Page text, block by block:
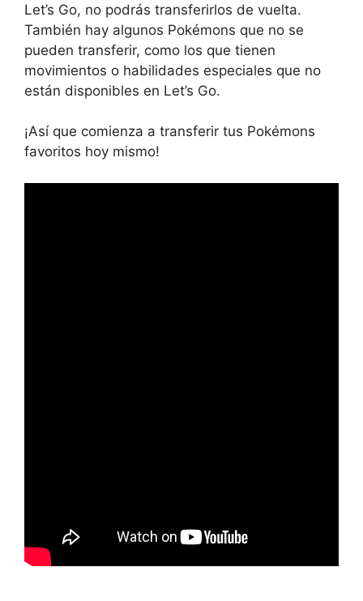
Let’s Go, no podrás transferirlos de vuelta.
También hay algunos Pokémons que no se
pueden transferir, como los que tienen
movimientos o habilidades especiales que no
están disponibles en Let’s Go.
¡Así que comienza a transferir tus Pokémons
favoritos hoy mismo!